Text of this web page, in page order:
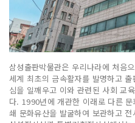
삼성출판박물관은 우리나라에 처음
세계 최초의 금속활자를 발명하고
심을 일깨우고 이와 관련된 사회 교
다. 1990년에 개관한 이래로 다른
쇄 문화유산을 발굴하여 보관하고